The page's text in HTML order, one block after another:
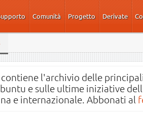
Comunità Progetto Derivate
l'archivio delle
e sulle ultime iniziative
e internazionale. Abbonati al